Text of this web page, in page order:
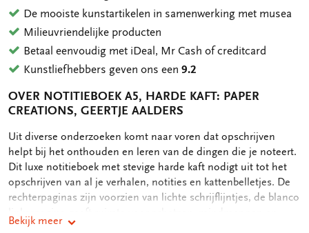
De mooiste kunstartikelen in samenwerking met musea
Milieuvriendelijke producten
Betaal eenvoudig met iDeal, Mr Cash of creditcard
Kunstliefhebbers geven ons een9.2
OVER NOTITIEBOEK A5, HARDE KAFT: PAPER
CREATIONS, GEERTJE AALDERS
OMSCHRIJVING
Uit diverse onderzoeken komt naar voren dat opschrijven
helpt bij het onthouden en leren van de dingen die je noteert.
Dit luxe notitieboek met stevige harde kaft nodigt uit tot het
opschrijven van al je verhalen, notities en kattenbelletjes. De
rechterpaginas zijn voorzien van lichte schrijflijntjes, de blanco
doodles. Het notitieboekje bevat achterin nog een handig
Bekijk meer